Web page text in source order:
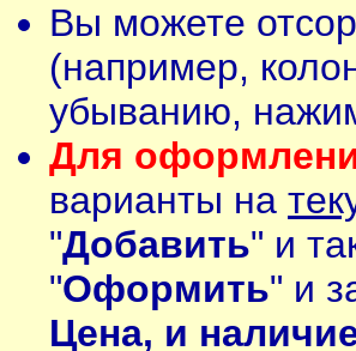
Вы можете
(например,
убыванию,
Для
варианты на
"Добавить" и
"Оформить" и
Цена, и